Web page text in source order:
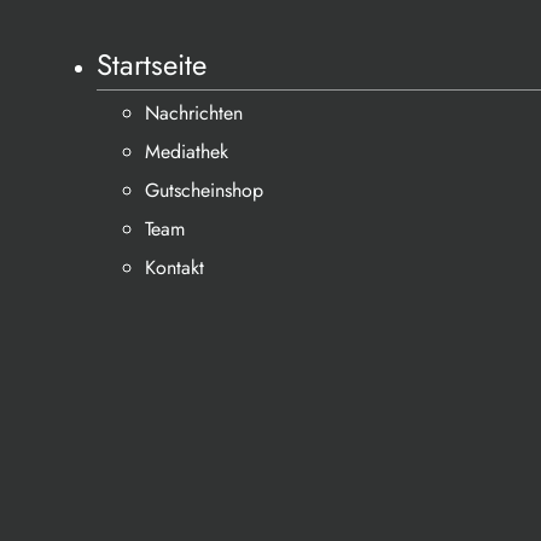
Startseite
Nachrichten
Mediathek
Gutscheinshop
Team
Kontakt